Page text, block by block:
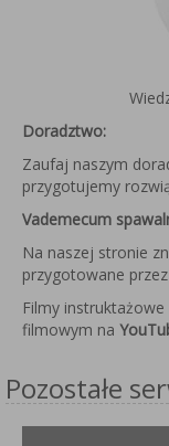
Doradztwo:
Zaufaj naszym
przygotujemy
Vademecum
Na naszej stronie
przygotowane
Filmy
filmowym na
Pozostałe